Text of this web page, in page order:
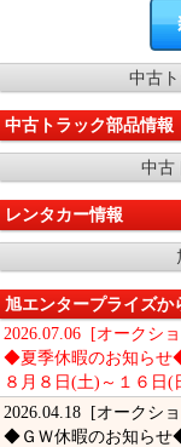
中古
中古トラック部品情報
中古
レンタカー情報
旭エンタープライズか
2026.07.06 [オークシ
◆夏季休暇のお知ら
８月８日(土)～１６日(
2026.04.18 [オークシ
◆ＧＷ休暇のお知ら